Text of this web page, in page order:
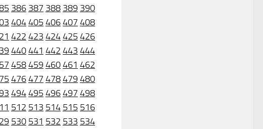
386 387 388 389 390
404405 406407 408
422 423 424425 426
440441 442 443 444
458459 460461 462
476477 478479 480
494495 496497 498
512 513 514 515 516
530 531 532 533 534